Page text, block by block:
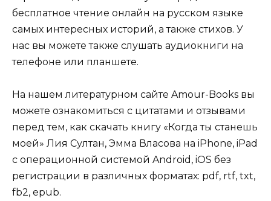
бесплатное чтение онлайн на русском языке
самых интересных историй, а также стихов. У
нас вы можете также слушать аудиокниги на
телефоне или планшете.
На нашем литературном сайте Amour-Books вы
можете ознакомиться с цитатами и отзывами
перед тем, как скачать книгу «Когда ты станешь
моей» Лия Султан, Эмма Власова на iPhone, iPad
с операционной системой Android, iOS без
регистрации в различных форматах: pdf, rtf, txt,
fb2, epub.